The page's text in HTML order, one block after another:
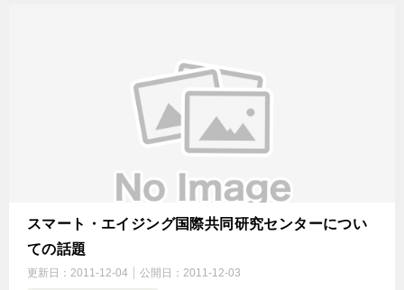
スマート・エイジング国際共同研究センターについ
ての話題
更新日： 2011-12-04 公開日： 2011-12-03